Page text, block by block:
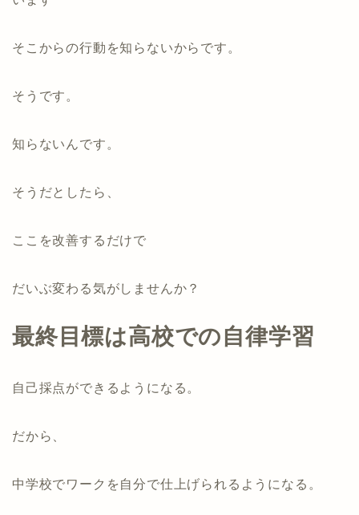
そこからの行動を知らないからです。
そうです。
知らないんです。
そうだとしたら、
ここを改善するだけで
だいぶ変わる気がしませんか？
最終目標は高校での自律学習
自己採点ができるようになる。
だから、
中学校でワークを自分で仕上げられるようになる。